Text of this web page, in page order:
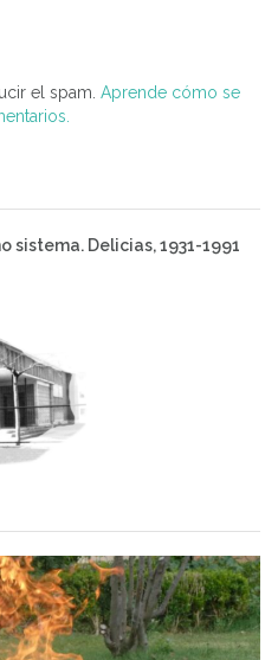
el spam. Aprende cómo se
sistema. Delicias, 1931-1991